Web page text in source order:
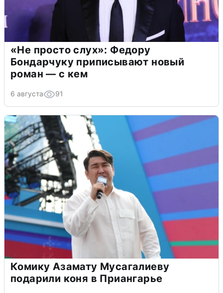
«Не просто слух»: Федору
Бондарчуку приписывают новый
роман — с кем
6 августа 91
Комику Азамату Мусагалиеву
подарили коня в Приангарье